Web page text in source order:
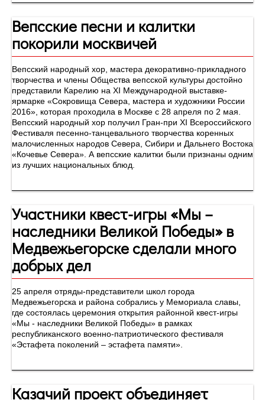
Вепсские песни и калитки
покорили москвичей
Вепсский народный хор, мастера декоративно-прикладного
творчества и члены Общества вепсской культуры достойно
представили Карелию на XI Международной выставке-
ярмарке «Сокровища Севера, мастера и художники России
2016», которая проходила в Москве с 28 апреля по 2 мая.
Вепсский народный хор получил Гран-при XI Всероссийского
Фестиваля песенно-танцевального творчества коренных
малочисленных народов Севера, Сибири и Дальнего Востока
«Кочевье Севера». А вепсские калитки были признаны одним
из лучших национальных блюд.
Участники квест-игры «Мы –
наследники Великой Победы» в
Медвежьегорске сделали много
добрых дел
25 апреля отряды-представители школ города
Медвежьегорска и района собрались у Мемориала славы,
где состоялась церемония открытия районной квест-игры
«Мы - наследники Великой Победы» в рамках
республиканского военно-патриотического фестиваля
«Эстафета поколений – эстафета памяти».
Казачий проект объединяет